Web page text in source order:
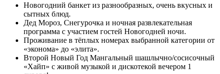
Новогодний банкет из разнообразных, очень вкусных и
сытных блюд.
Дед Мороз, Снегурочка и ночная развлекательная
программа с участием гостей Новогодней ночи.
Проживание в тёплых номерах выбранной категории от
«эконома» до «элита».
Второй Новый Год Мангальный шашлычно/сосисочный
«Хайп» с живой музыкой и дискотекой вечером 1